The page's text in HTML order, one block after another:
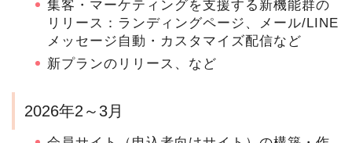
集客・マーケティングを支援する新機能群の
リリース：ランディングページ、メール/LINE
メッセージ自動・カスタマイズ配信など
新プランのリリース、など
2026年2～3月